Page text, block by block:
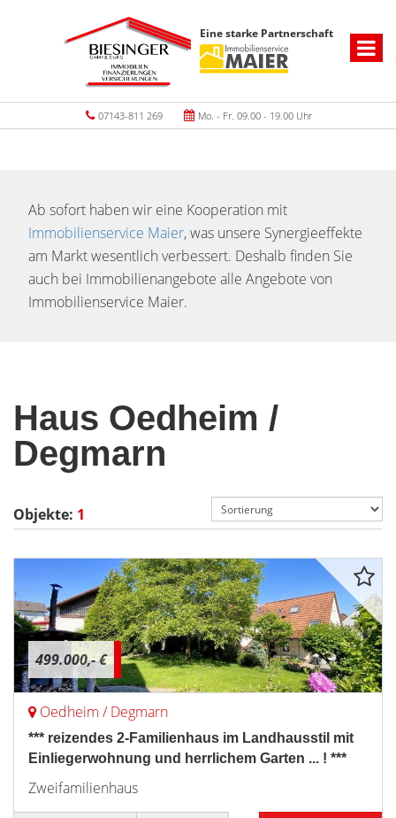
Eine starke Partnerschaft
07143-811 269 Mo. - Fr. 09.00 - 19.00 Uhr
Ab sofort haben wir eine Kooperation mit
Immobilienservice Maier, was unsere Synergieeffekte
am Markt wesentlich verbessert. Deshalb finden Sie
auch bei Immobilienangebote alle Angebote von
Immobilienservice Maier.
Haus Oedheim /
Degmarn
Objekte: 1
499.000,- €
Oedheim / Degmarn
*** reizendes 2-Familienhaus im Landhausstil mit
Einliegerwohnung und herrlichem Garten ... ! ***
Zweifamilienhaus